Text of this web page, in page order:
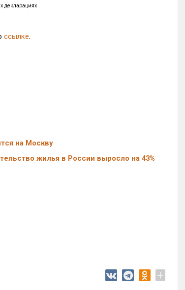
декларациях
ссылке.
на Москву
жилья в России выросло на 43%
+